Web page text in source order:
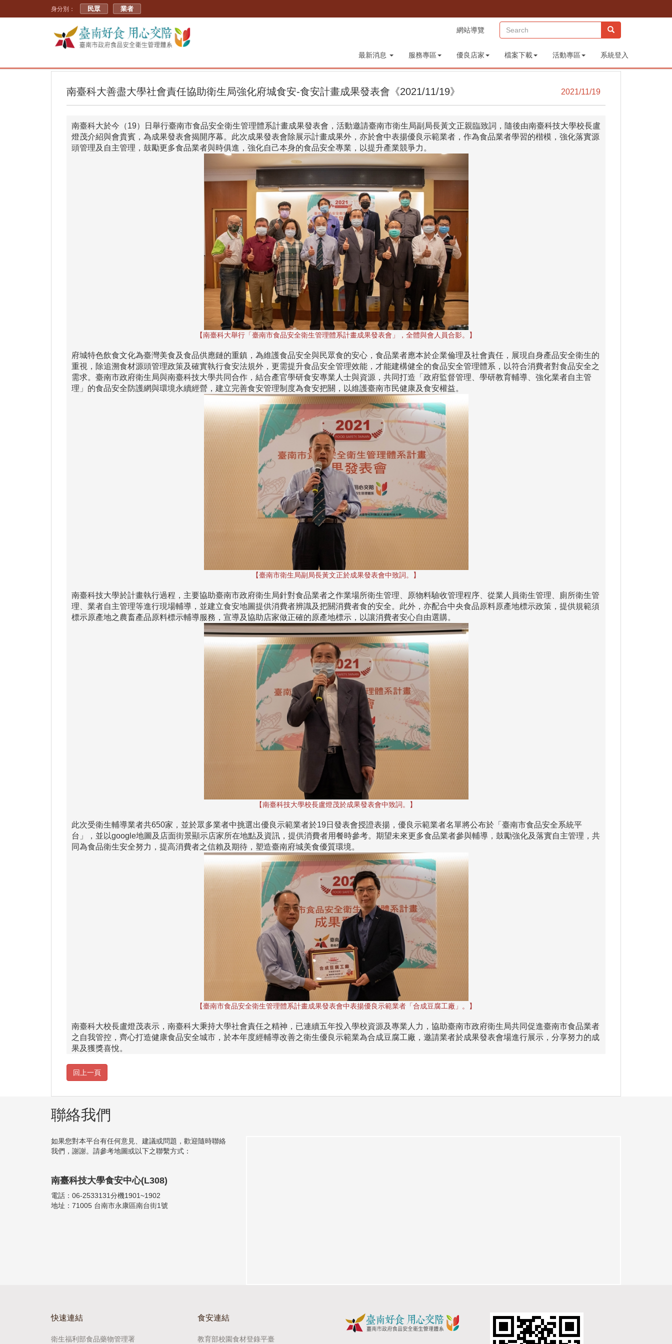
身分別： 民眾 業者
網站導覽 (sitemap)
最新消息 服務專區 優良店家 檔案下載 活動專區 系統登入
南臺科大善盡大學社會責任協助衛生局強化府城食安-食安計畫成果發表會《2021/11/19》 2021/11/19
南臺科大於今（19）日舉行臺南市食品安全衛生管理體系計畫成果發表會，活動邀請臺南市衛生局副局長黃文正親臨致詞，隨後由南臺科技大學校長盧
燈茂介紹與會貴賓，為成果發表會揭開序幕。此次成果發表會除展示計畫成果外，亦於會中表揚優良示範業者，作為食品業者學習的楷模，強化落實源
頭管理及自主管理，鼓勵更多食品業者與時俱進，強化自己本身的食品安全專業，以提升產業競爭力。
【南臺科大舉行「臺南市食品安全衛生管理體系計畫成果發表會」，全體與會人員合影。】
府城特色飲食文化為臺灣美食及食品供應鏈的重鎮，為維護食品安全與民眾食的安心，食品業者應本於企業倫理及社會責任，展現自身產品安全衛生的
重視，除追溯食材源頭管理政策及確實執行食安法規外，更需提升食品安全管理效能，才能建構健全的食品安全管理體系，以符合消費者對食品安全之
需求。臺南市政府衛生局與南臺科技大學共同合作，結合產官學研食安專業人士與資源，共同打造「政府監督管理、學研教育輔導、強化業者自主管
理」的食品安全防護網與環境永續經營，建立完善食安管理制度為食安把關，以維護臺南市民健康及食安權益。
【臺南市衛生局副局長黃文正於成果發表會中致詞。】
南臺科技大學於計畫執行過程，主要協助臺南市政府衛生局針對食品業者之作業場所衛生管理、原物料驗收管理程序、從業人員衛生管理、廁所衛生管
理、業者自主管理等進行現場輔導，並建立食安地圖提供消費者辨識及把關消費者食的安全。此外，亦配合中央食品原料原產地標示政策，提供規範須
標示原產地之農畜產品原料標示輔導服務，宣導及協助店家做正確的原產地標示，以讓消費者安心自由選購。
【南臺科技大學校長盧燈茂於成果發表會中致詞。】
此次受衛生輔導業者共650家，並於眾多業者中挑選出優良示範業者於19日發表會授證表揚，優良示範業者名單將公布於「臺南市食品安全系統平
台」，並以google地圖及店面街景顯示店家所在地點及資訊，提供消費者用餐時參考。期望未來更多食品業者參與輔導，鼓勵強化及落實自主管理，共
同為食品衛生安全努力，提高消費者之信賴及期待，塑造臺南府城美食優質環境。
【臺南市食品安全衛生管理體系計畫成果發表會中表揚優良示範業者「合成豆腐工廠」。】
南臺科大校長盧燈茂表示，南臺科大秉持大學社會責任之精神，已連續五年投入學校資源及專業人力，協助臺南市政府衛生局共同促進臺南市食品業者
之自我管控，齊心打造健康食品安全城市，於本年度經輔導改善之衛生優良示範業為合成豆腐工廠，邀請業者於成果發表會場進行展示，分享努力的成
果及獲獎喜悅。
聯絡我們
如果您對本平台有任何意見、建議或問題，歡迎隨時聯絡
我們，謝謝。請參考地圖或以下之聯繫方式：
南臺科技大學食安中心(L308)
電話：06-2533131分機1901~1902
地址：71005 台南市永康區南台街1號
快速連結
衛生福利部食品藥物管理署
食安連結
教育部校園食材登錄平臺